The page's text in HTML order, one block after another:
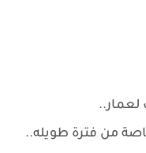
من فترة طويله..